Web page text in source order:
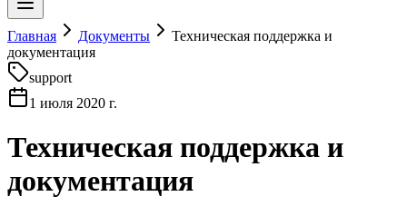
Главная Документы
Техническая поддержка и
документация
support
1 июля 2020 г.
Техническая поддержка и
документация